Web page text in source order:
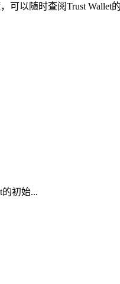
可以随时查阅Trust Wallet
初始...